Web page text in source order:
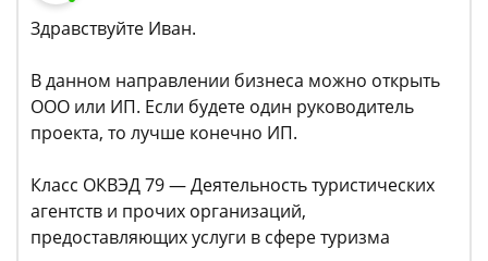
Здравствуйте Иван.
В данном направлении бизнеса можно открыть
ООО или ИП. Если будете один руководитель
проекта, то лучше конечно ИП.
Класс ОКВЭД 79 — Деятельность туристических
агентств и прочих организаций,
предоставляющих услуги в сфере туризма